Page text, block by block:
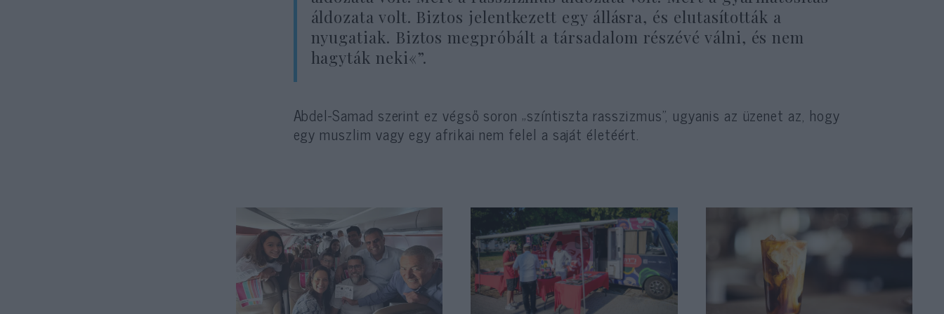
áldozata volt. Biztos jelentkezett egy állásra, és elutasították a
nyugatiak. Biztos megpróbált a társadalom részévé válni, és nem
hagyták neki«”.
Abdel-Samad szerint ez végső soron „színtiszta rasszizmus”, ugyanis az üzenet az, hogy
egy muszlim vagy egy afrikai nem felel a saját életéért.